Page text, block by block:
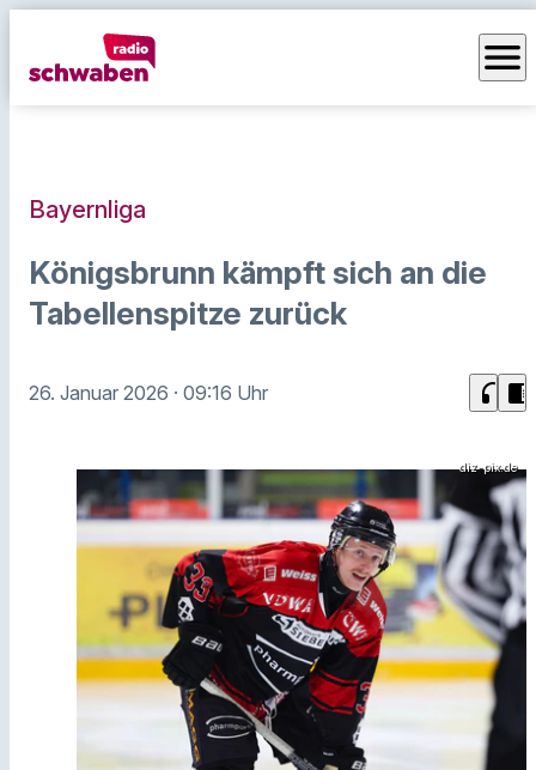
menu
Bayernliga
Königsbrunn kämpft sich an die
Tabellenspitze zurück
26. Januar 2026 · 09:16 Uhr headphones chrome_reader_mode
diz-pix.de